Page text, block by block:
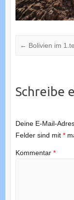
← Bolivien im
Schreibe
Deine E-Mail-
Felder sind mit *
Kommentar *